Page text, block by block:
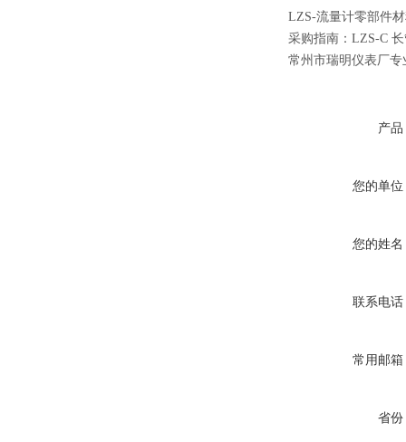
LZS-流量计零部件
采购指南： LZS-C
常州市瑞明仪表厂专
产品
您的单位
您的姓名
联系电话
常用邮箱
省份